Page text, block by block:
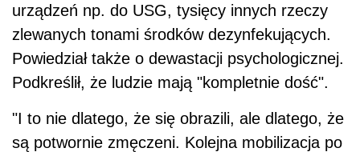
urządzeń np. do USG, tysięcy innych rzeczy
zlewanych tonami środków dezynfekujących.
Powiedział także o dewastacji psychologicznej.
Podkreślił, że ludzie mają "kompletnie dość".
"I to nie dlatego, że się obrazili, ale dlatego, że
są potwornie zmęczeni. Kolejna mobilizacja po